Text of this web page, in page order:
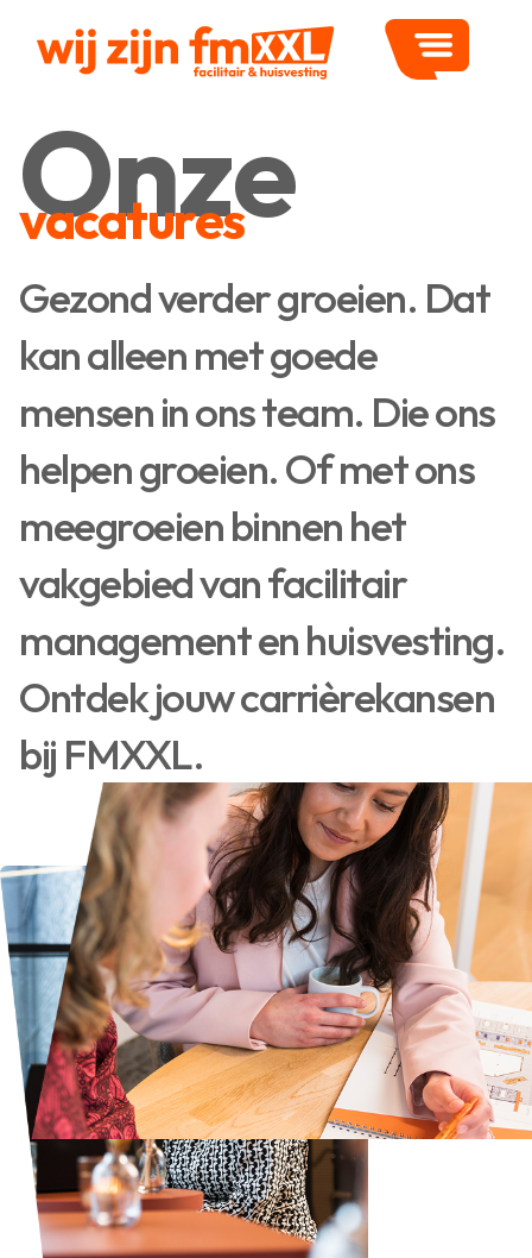
Onze
vacatures
Gezond verder groeien. Dat
kan alleen met goede
mensen in ons team. Die ons
helpen groeien. Of met ons
meegroeien binnen het
vakgebied van facilitair
management en huisvesting.
Ontdek jouw carrièrekansen
bij FMXXL.